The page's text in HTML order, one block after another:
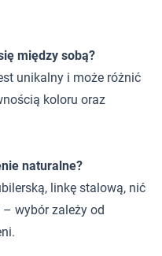
między sobą?
unikalny i może różnić
koloru oraz
naturalne?
linkę stalową, nić
wybór zależy od